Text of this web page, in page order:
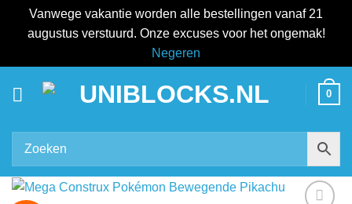
Vanwege vakantie worden alle bestellingen vanaf 21
augustus verstuurd. Onze excuses voor het ongemak!
Negeren
0